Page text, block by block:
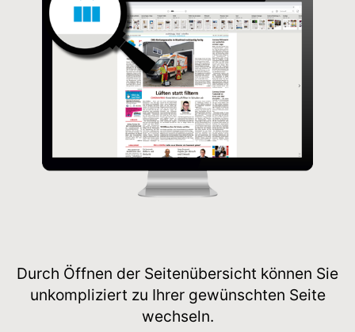
Durch Öffnen der Seitenübersicht können Sie
unkompliziert zu Ihrer gewünschten Seite
wechseln.